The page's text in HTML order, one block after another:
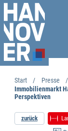
Start
Presse
Immobilienmarkt
Perspektiven
zurück